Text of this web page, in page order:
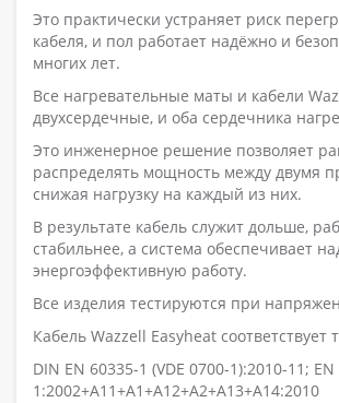
Это практически устраняет риск
кабеля, и пол работает надёжно и
многих лет.
Все нагревательные маты и кабели
двухсердечные, и оба сердечника
Это инженерное решение позволяет
распределять мощность между двумя
снижая нагрузку на каждый из них.
В результате кабель служит дольше,
стабильнее, а система обеспечивает
энергоэффективную работу.
Все изделия тестируются при
Кабель Wazzell Easyheat соответствует
DIN EN 60335-1 (VDE 0700-1):2010-11;
1:2002+A11+A1+A12+A2+A13+A14:2010